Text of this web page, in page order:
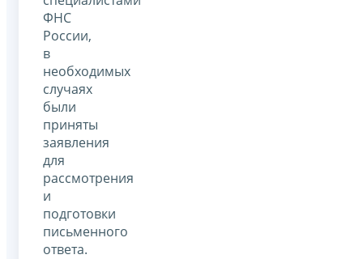
ФНС
России,
в
необходимых
случаях
были
приняты
заявления
для
рассмотрения
и
подготовки
письменного
ответа.